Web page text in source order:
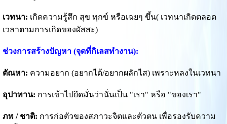
เวทนา: เกิดความรู้สึก สุข ทุกข์ หรือเฉยๆ ขึ้น( เวทนาเกิดตลอด
เวลาตามการเกิดของผัสสะ)
ช่วงการสร้างปัญหา (จุดที่กิเลสทำงาน):
ตัณหา: ความอยาก (อยากได้/อยากผลักไส) เพราะหลงในเวทนา
อุปาทาน: การเข้าไปยึดมั่นว่านั่นเป็น "เรา" หรือ "ของเรา"
ภพ / ชาติ: การก่อตัวของสภาวะจิตและตัวตน เพื่อรองรับความ